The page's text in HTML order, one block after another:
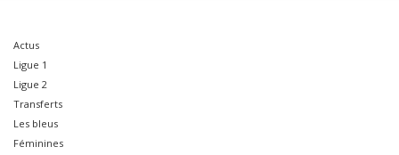
Actus
Ligue 1
Ligue 2
Transferts
Les bleus
Féminines